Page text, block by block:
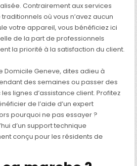
Contrairement aux services
où vous n’avez aucun
votre appareil, vous bénéficiez ici
de la part de professionnels
la priorité à la satisfaction du client.
Domicile Geneve, dites adieu à
des semaines ou passer des
lignes d’assistance client. Profitez
de l’aide d’un expert
pourquoi ne pas essayer ?
d’un support technique
conçu pour les résidents de